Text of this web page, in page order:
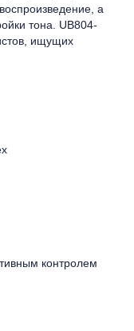
а
тона. UB804-
ищущих
контролем